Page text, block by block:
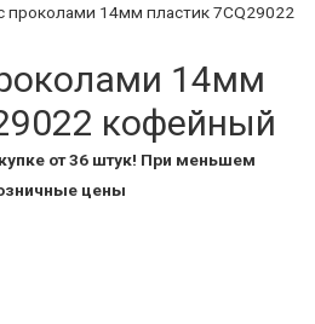
проколами 14мм пластик 7CQ29022
14мм
кофейный
от 36 штук! При меньшем
цены